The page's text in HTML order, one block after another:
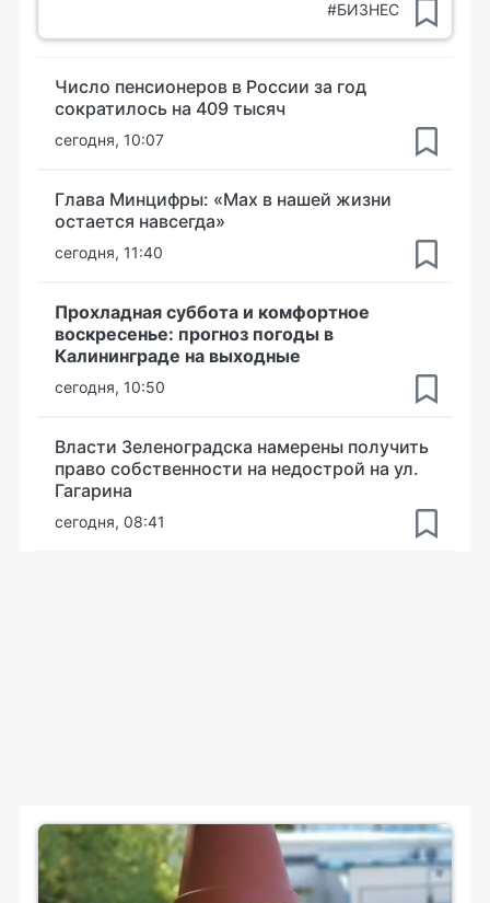
#БИЗНЕС
Число пенсионеров в России за год
сократилось на 409 тысяч
сегодня, 10:07
Глава Минцифры: «Мах в нашей жизни
остается навсегда»
сегодня, 11:40
Прохладная суббота и комфортное
воскресенье: прогноз погоды в
Калининграде на выходные
сегодня, 10:50
Власти Зеленоградска намерены получить
право собственности на недострой на ул.
Гагарина
сегодня, 08:41